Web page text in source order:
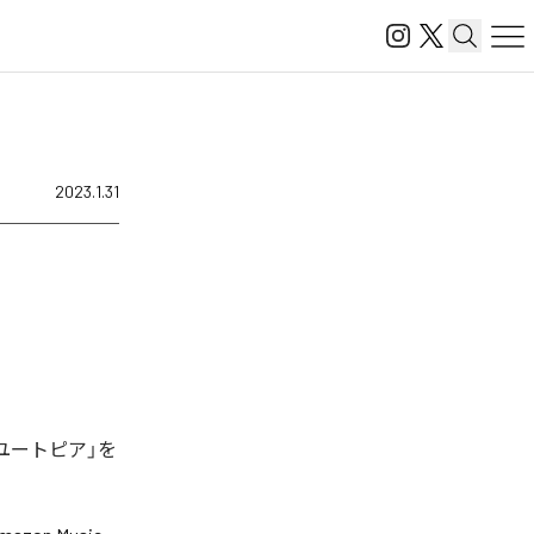
2023.1.31
トピア」を